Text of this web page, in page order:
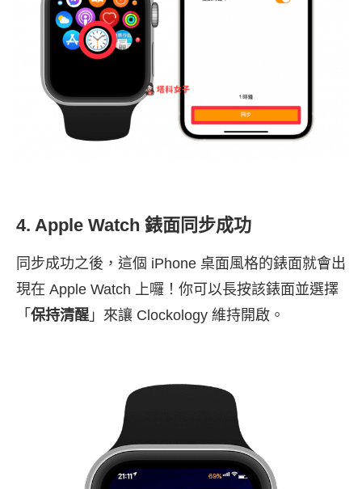
4. Apple Watch 錶面同步成功
同步成功之後，這個 iPhone 桌面風格的錶面就會出
現在 Apple Watch 上囉！你可以長按該錶面並選擇
「 保持清醒 」來讓 Clockology 維持開啟。